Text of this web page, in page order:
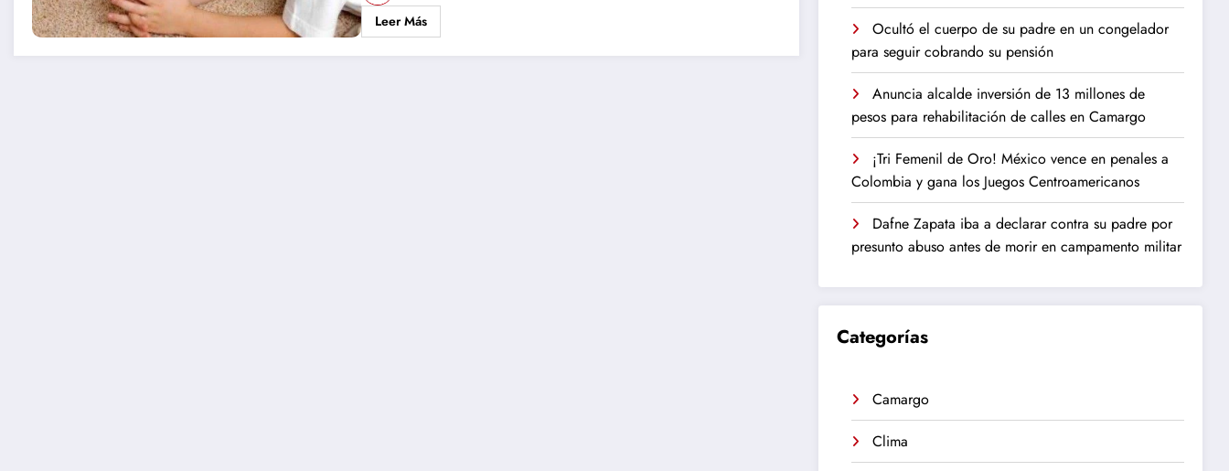
Leer Más
Ocultó el cuerpo de su padre en un congelador
para seguir cobrando su pensión
Anuncia alcalde inversión de 13 millones de
pesos para rehabilitación de calles en Camargo
¡Tri Femenil de Oro! México vence en penales a
Colombia y gana los Juegos Centroamericanos
Dafne Zapata iba a declarar contra su padre por
presunto abuso antes de morir en campamento militar
Categorías
Camargo
Clima